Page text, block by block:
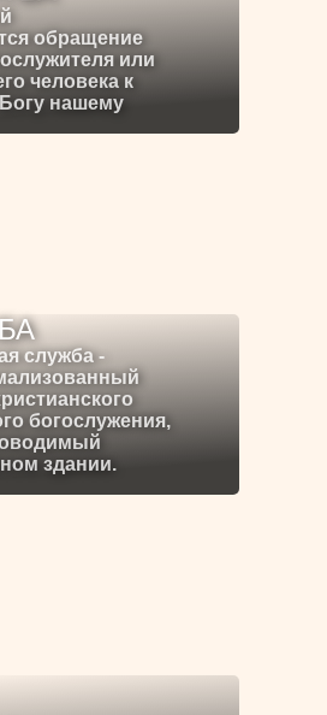
обращение
или
человека к
нашему
служба -
богослужения,
здании.